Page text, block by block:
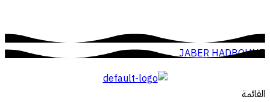
JABER HADBOUNE
القائمة